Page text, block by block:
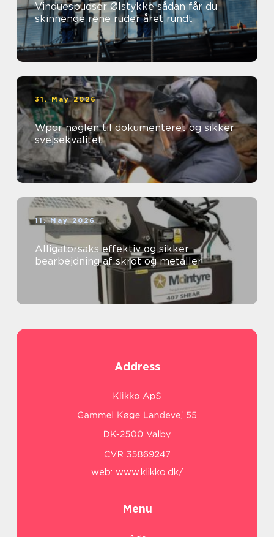
Vinduespudser Ølstykke sådan får du
skinnende rene ruder året rundt
31. May 2026
Wpqr nøglen til dokumenteret og sikker
svejsekvalitet
11. May 2026
Alligatorsaks effektiv og sikker
bearbejdning af skrot og metaller
Address
web: www.klikko.dk/
Menu